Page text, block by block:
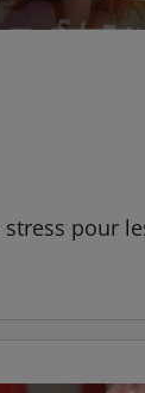
pour